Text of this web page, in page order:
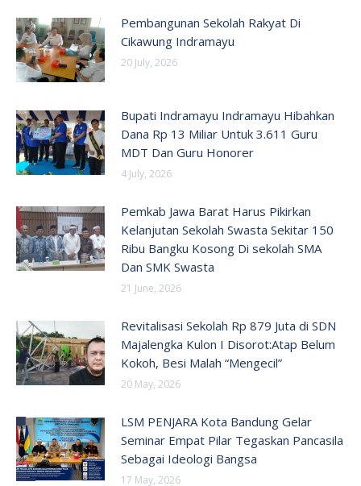
Pembangunan Sekolah Rakyat Di
Cikawung Indramayu
20 July, 2026
Bupati Indramayu Indramayu Hibahkan
Dana Rp 13 Miliar Untuk 3.611 Guru
MDT Dan Guru Honorer
4 July, 2026
Pemkab Jawa Barat Harus Pikirkan
Kelanjutan Sekolah Swasta Sekitar 150
Ribu Bangku Kosong Di sekolah SMA
Dan SMK Swasta
21 June, 2026
Revitalisasi Sekolah Rp 879 Juta di SDN
Majalengka Kulon I Disorot:Atap Belum
Kokoh, Besi Malah “Mengecil”
20 May, 2026
LSM PENJARA Kota Bandung Gelar
Seminar Empat Pilar Tegaskan Pancasila
Sebagai Ideologi Bangsa
17 May, 2026